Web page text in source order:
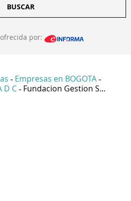
BUSCAR
por:
- Empresas en BOGOTA -
D C - Fundacion Gestion S...